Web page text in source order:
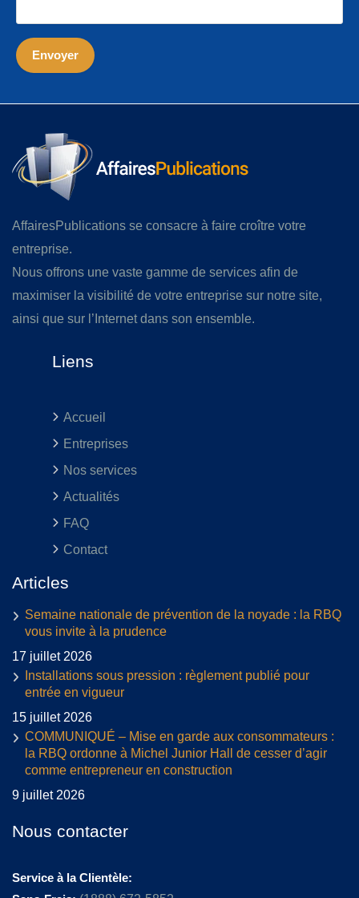
AffairesPublications se consacre à faire croître votre
entreprise.
Nous offrons une vaste gamme de services afin de
maximiser la visibilité de votre entreprise sur notre site,
ainsi que sur l’Internet dans son ensemble.
Liens
Accueil
Entreprises
Nos services
Actualités
FAQ
Contact
Articles
Semaine nationale de prévention de la noyade : la RBQ
vous invite à la prudence
17 juillet 2026
Installations sous pression : règlement publié pour
entrée en vigueur
15 juillet 2026
COMMUNIQUÉ – Mise en garde aux consommateurs :
la RBQ ordonne à Michel Junior Hall de cesser d’agir
comme entrepreneur en construction
9 juillet 2026
Nous contacter
Service à la Clientèle: